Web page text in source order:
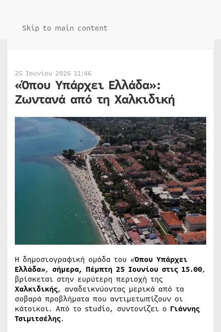
Skip to main content
25 Ιουνίου 2026 11:46
«Όπου Υπάρχει Ελλάδα»:
Ζωντανά από τη Χαλκιδική
Η δημοσιογραφική ομάδα του «Όπου Υπάρχει
Ελλάδα», σήμερα, Πέμπτη 25 Ιουνίου στις 15.00,
βρίσκεται στην ευρύτερη περιοχή της
Χαλκιδικής, αναδεικνύοντας μερικά από τα
σοβαρά προβλήματα που αντιμετωπίζουν οι
κάτοικοι. Από το studio, συντονίζει ο Γιάννης
Τσιμιτσέλης.